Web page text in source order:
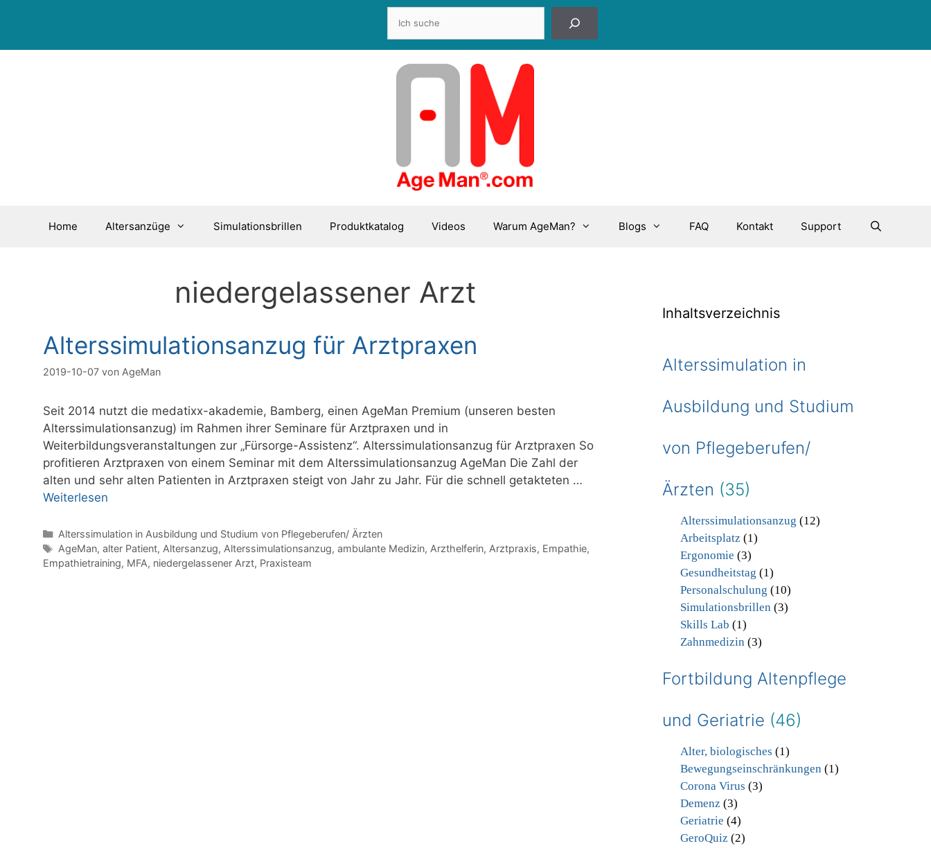
Home Altersanzüge Simulationsbrillen Produktkatalog Videos Warum AgeMan? Blogs FAQ Kontakt Support
niedergelassener Arzt
Alterssimulationsanzug für Arztpraxen
2019-10-07 von AgeMan
Seit 2014 nutzt die medatixx-akademie, Bamberg, einen AgeMan Premium (unseren besten
Alterssimulationsanzug) im Rahmen ihrer Seminare für Arztpraxen und in
Weiterbildungsveranstaltungen zur „Fürsorge-Assistenz“. Alterssimulationsanzug für Arztpraxen So
profitieren Arztpraxen von einem Seminar mit dem Alterssimulationsanzug AgeMan Die Zahl der
alten und sehr alten Patienten in Arztpraxen steigt von Jahr zu Jahr. Für die schnell getakteten …
Weiterlesen
Kategorien
Alterssimulation in Ausbildung und Studium von Pflegeberufen/ Ärzten
Schlagwörter
AgeMan, alter Patient, Altersanzug, Alterssimulationsanzug, ambulante Medizin, Arzthelferin, Arztpraxis, Empathie,
Empathietraining, MFA, niedergelassener Arzt, Praxisteam
Inhaltsverzeichnis
Alterssimulation in
Ausbildung und Studium
von Pflegeberufen/
Ärzten (35)
Alterssimulationsanzug (12)
Arbeitsplatz (1)
Ergonomie (3)
Gesundheitstag (1)
Personalschulung (10)
Simulationsbrillen (3)
Skills Lab (1)
Zahnmedizin (3)
Fortbildung Altenpflege
und Geriatrie (46)
Alter, biologisches (1)
Bewegungseinschränkungen (1)
Corona Virus (3)
Demenz (3)
Geriatrie (4)
GeroQuiz (2)